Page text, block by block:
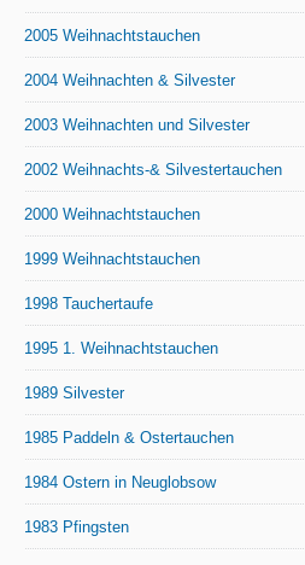
2005 Weihnachtstauchen
2004 Weihnachten & Silvester
2003 Weihnachten und Silvester
2002 Weihnachts-& Silvestertauchen
2000 Weihnachtstauchen
1999 Weihnachtstauchen
1998 Tauchertaufe
1995 1. Weihnachtstauchen
1989 Silvester
1985 Paddeln & Ostertauchen
1984 Ostern in Neuglobsow
1983 Pfingsten